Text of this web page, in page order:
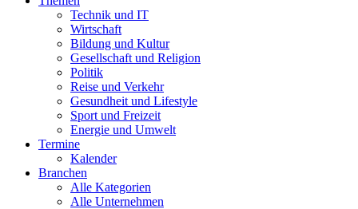
Technik und IT
Wirtschaft
Bildung und Kultur
Gesellschaft und Religion
Politik
Reise und Verkehr
Gesundheit und Lifestyle
Sport und Freizeit
Energie und Umwelt
Termine
Kalender
Branchen
Alle Kategorien
Alle Unternehmen